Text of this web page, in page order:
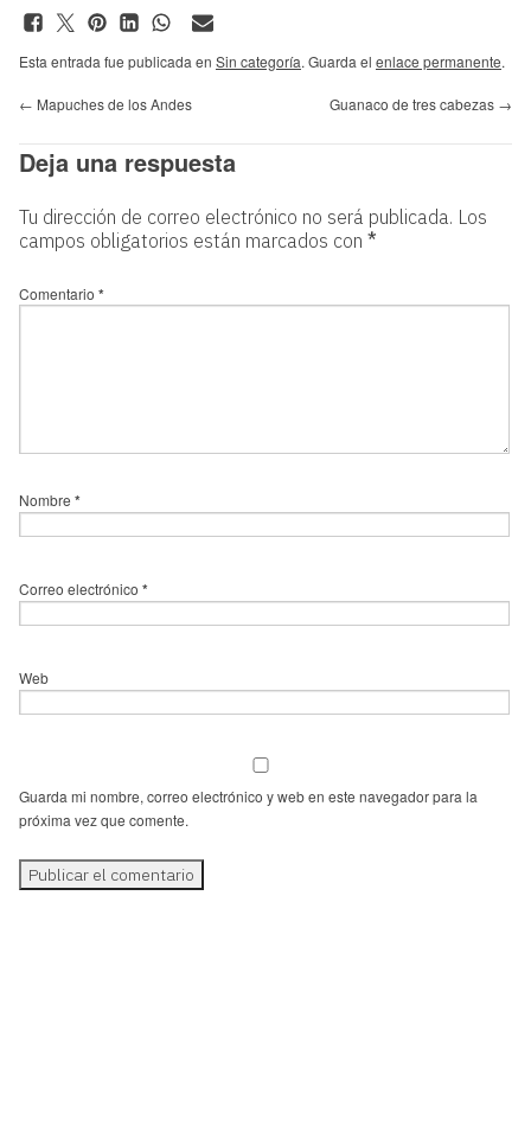
Esta entrada fue publicada en Sin categoría. Guarda el enlace permanente.
← Mapuches de los Andes Guanaco de tres cabezas →
Deja una respuesta
Tu dirección de correo electrónico no será publicada. Los
campos obligatorios están marcados con *
Comentario *
Nombre *
Correo electrónico *
Web
Guarda mi nombre, correo electrónico y web en este navegador para la
próxima vez que comente.